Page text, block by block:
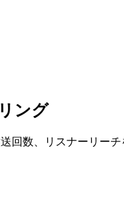
ング
回数、リスナーリーチ